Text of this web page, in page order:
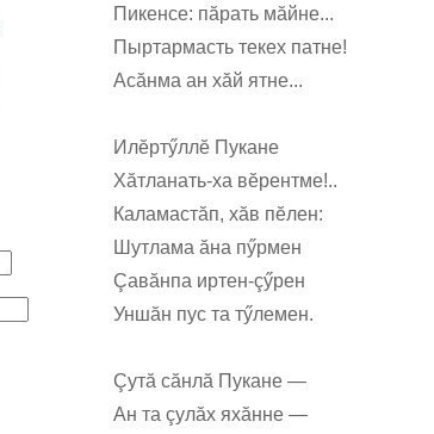
Пикенсе: пăрать мăйне...
Пыртармасть текех патне!
Асăнма ан хăй ятне...
Илĕртӳллĕ Пукане
Хăтланать-ха вĕрентме!..
Каламастăп, хăв пĕлен:
Шутлама ăна пӳрмен
Çавăнпа иртен-çӳрен
Уншăн пус та тӳлемен.
Çутă сăнлă Пукане —
Ан та çулăх яхăнне —